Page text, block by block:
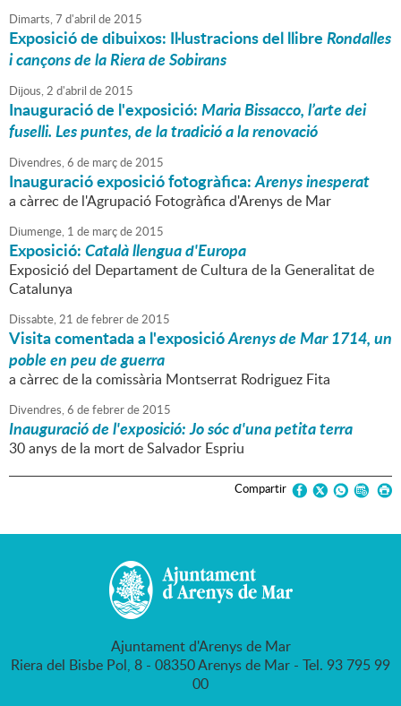
Dimarts,7 d'abril de2015
Exposició de dibuixos: Il·lustracions del llibreRondalles
i cançons de la Riera de Sobirans
Dijous,2 d'abril de2015
Inauguració de l'exposició:Maria Bissacco, l’arte dei
fuselli.Les puntes, de la tradició a la renovació
Divendres,6 de marçde2015
Inauguració exposició fotogràfica:Arenys inesperat
a càrrec de l'Agrupació Fotogràfica d'Arenys de Mar
Diumenge, 1 de marçde2015
Exposició:Català llengua d'Europa
Exposició del Departament de Cultura de la Generalitat de
Catalunya
Dissabte,21 defebrerde2015
Visita comentada a l'exposicióArenys de Mar 1714, un
poble en peu de guerra
a càrrec de la comissària Montserrat Rodriguez Fita
Divendres,6 defebrerde2015
Inauguració de l'exposició: Jo sóc d'una petita terra
30 anys de la mort de Salvador Espriu
Compartir
Ajuntament d'Arenys de Mar
Riera del Bisbe Pol, 8 - 08350 Arenys de Mar - Tel. 93 795 99
00